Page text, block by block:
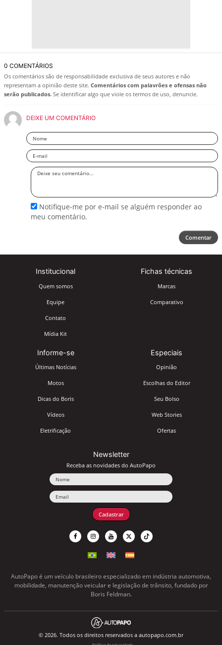
0 COMENTÁRIOS
Os comentários são de responsabilidade exclusiva de seus autores e não
representam a opinião deste site. Comentários com palavrões e ofensas não
serão publicados. Se identificar algo que viole os termos de uso, denuncie.
DEIXE UM COMENTÁRIO
Nome
Email
Deixe
Notifique-me por e-mail se alguém responder ao
meu comentário.
Comentar
Institucional
Quem somos
Equipe
Contato
Mídia Kit
Fichas técnicas
Marcas
Comparativo
Informe-se
Últimas Notícias
Motos
Dicas do Boris
Vídeos
Eletrificação
Especiais
Opinião
Escolhas do Editor
Seu Bolso
Web Stories
Ofertas
Newsletter
Receba as novidades do AutoPapo
Cadastrar
AutoPapo é um veículo brasileiro especializado em indústria automotiva,
mobilidade, manutenção veicular e legislação de trânsito, fundado por
Boris Feldman.
© 2026. Todos os direitos reservados a autopapo.com.br